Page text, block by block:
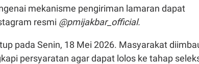
mekanisme pengiriman lamaran dapat
resmi @pmijakbar_official.
pada Senin, 18 Mei 2026. Masyarakat
persyaratan agar dapat lolos ke tahap